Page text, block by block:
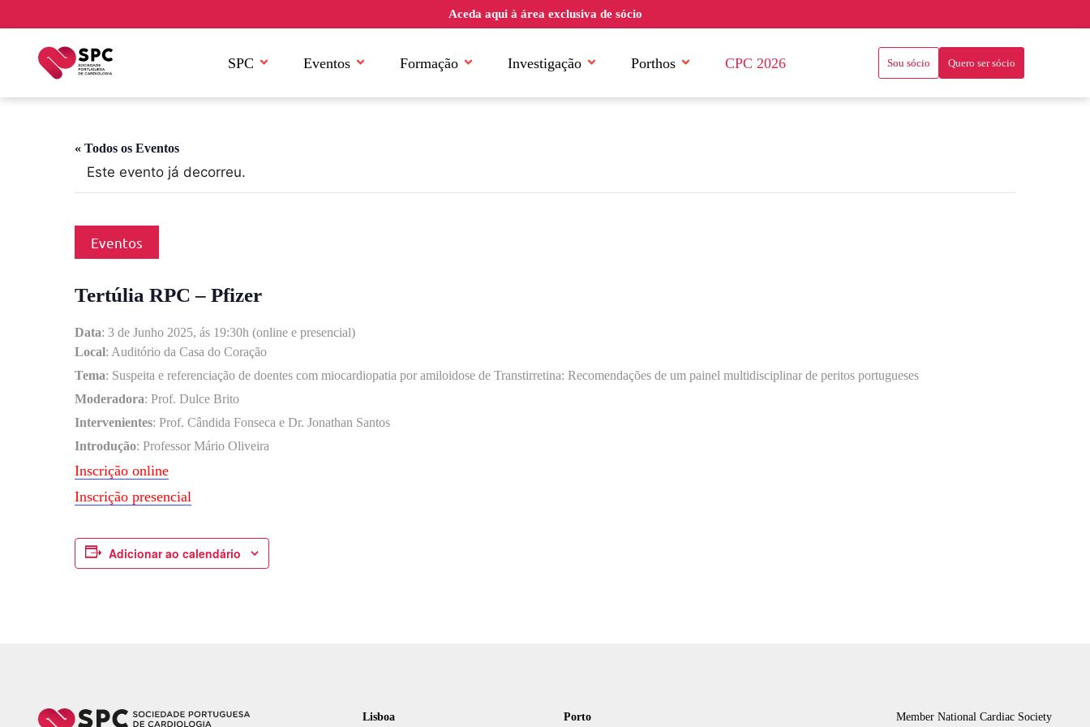
Aceda aqui à área exclusiva de sócio
SPC Eventos Formação Investigação Porthos CPC 2026 Sou sócio Quero ser sócio
« Todos os Eventos
Este evento já decorreu.
Eventos
Tertúlia RPC – Pfizer
Data: 3 de Junho 2025, ás 19:30h (online e presencial)
Local: Auditório da Casa do Coração
Tema: Suspeita e referenciação de doentes com miocardiopatia por amiloidose de Transtirretina: Recomendações de um painel multidisciplinar de peritos portugueses
Moderadora: Prof. Dulce Brito
Intervenientes: Prof. Cândida Fonseca e Dr. Jonathan Santos
Introdução: Professor Mário Oliveira
Inscrição online
Inscrição presencial
Adicionar ao calendário
Lisboa Porto Member National Cardiac Society